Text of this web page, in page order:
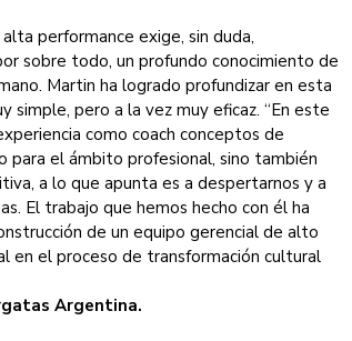
performance exige, sin duda,
sobre todo, un profundo conocimiento de
Martin ha logrado profundizar en esta
simple, pero a la vez muy eficaz. “En este
como coach conceptos de
para el ámbito profesional, sino también
a lo que apunta es a despertarnos y a
El trabajo que hemos hecho con él ha
de un equipo gerencial de alto
en el proceso de transformación cultural
Argentina.